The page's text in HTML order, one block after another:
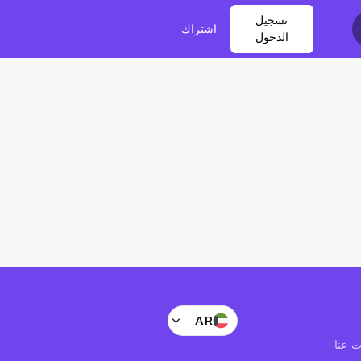
تسجيل
الدخول
اشتراك
عنا
AR